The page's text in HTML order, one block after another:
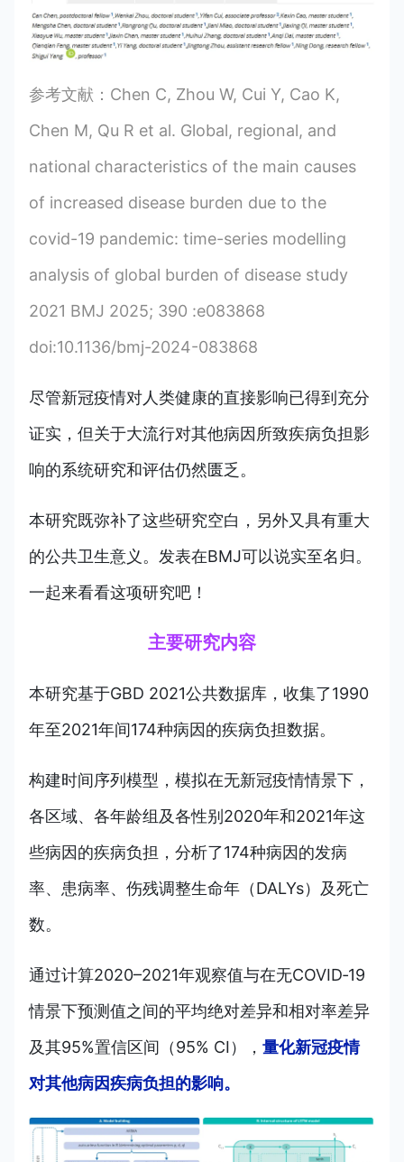
参考文献：Chen C, Zhou W, Cui Y, Cao K,
Chen M, Qu R et al. Global, regional, and
national characteristics of the main causes
of increased disease burden due to the
covid-19 pandemic: time-series modelling
analysis of global burden of disease study
2021 BMJ 2025; 390 :e083868
doi:10.1136/bmj-2024-083868
尽管新冠疫情对人类健康的直接影响已得到充分
证实，但关于大流行对其他病因所致疾病负担影
响的系统研究和评估仍然匮乏。
本研究既弥补了这些研究空白，另外又具有重大
的公共卫生意义。发表在BMJ可以说实至名归。
一起来看看这项研究吧！
主要研究内容
本研究基于GBD 2021公共数据库，收集了1990
年至2021年间174种病因的疾病负担数据。
构建时间序列模型，模拟在无新冠疫情情景下，
各区域、各年龄组及各性别2020年和2021年这
些病因的疾病负担，分析了174种病因的发病
率、患病率、伤残调整生命年（DALYs）及死亡
数。
通过计算2020–2021年观察值与在无COVID‑19
情景下预测值之间的平均绝对差异和相对率差异
及其95%置信区间（95% CI）， 量化新冠疫情
对其他病因疾病负担的影响。